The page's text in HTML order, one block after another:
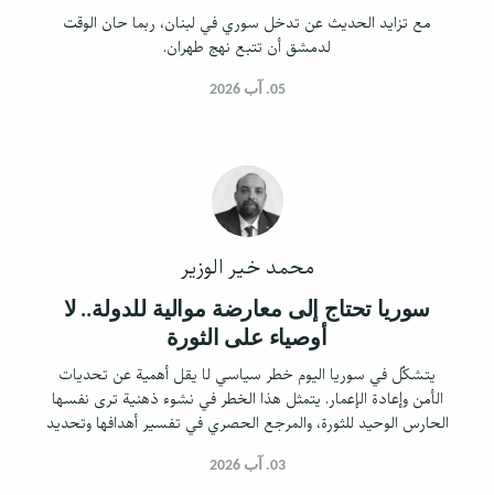
مع تزايد الحديث عن تدخل سوري في لبنان، ربما حان الوقت
لدمشق أن تتبع نهج طهران.
05. آب 2026
محمد خير الوزير
سوريا تحتاج إلى معارضة موالية للدولة.. لا
أوصياء على الثورة
يتشكّل في سوريا اليوم خطر سياسي لا يقل أهمية عن تحديات
الأمن وإعادة الإعمار. يتمثل هذا الخطر في نشوء ذهنية ترى نفسها
الحارس الوحيد للثورة، والمرجع الحصري في تفسير أهدافها وتحديد
03. آب 2026